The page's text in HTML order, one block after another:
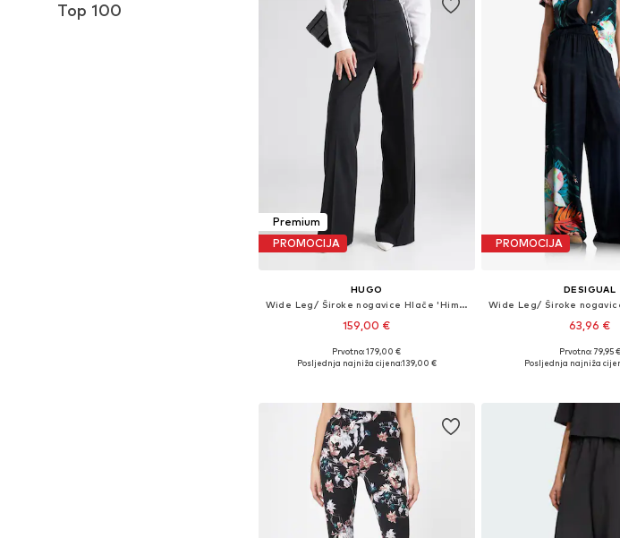
Top 100
Premium
PROMOCIJA
HUGO
Wide Leg/ Široke nogavice Hlače 'Himia'
159,00 €
Dostupne veličine: 34, 36, 38, 40, 42, 44
Prvotno: 179,00 €
Posljednja najniža cijena:139,00 €
PROMOCIJA
DESIGUAL
63,96 €
Dostupne veličine: 34,
Prvotno: 79,95 €
Posljednja najniža